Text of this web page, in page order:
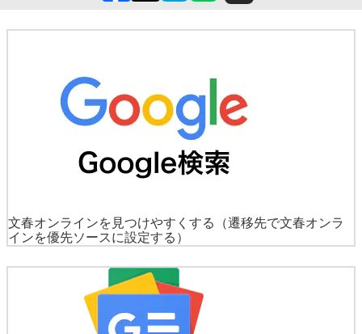
文春オンラインを見つけやすくする
（遷移先で文春オンラ
インを優先ソースに設定する）